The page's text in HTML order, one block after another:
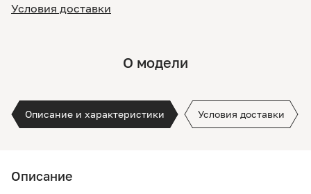
Условия доставки
О модели
Описание и характеристики Условия доставки
Описание